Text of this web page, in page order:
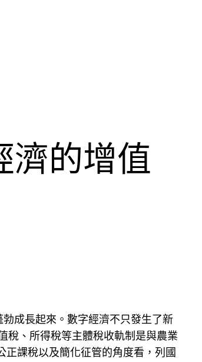
濟的增值
成長起來。數字經濟不只發生了新
、所得稅等主體稅收軌制是與農業
課稅以及簡化征管的角度看，列國